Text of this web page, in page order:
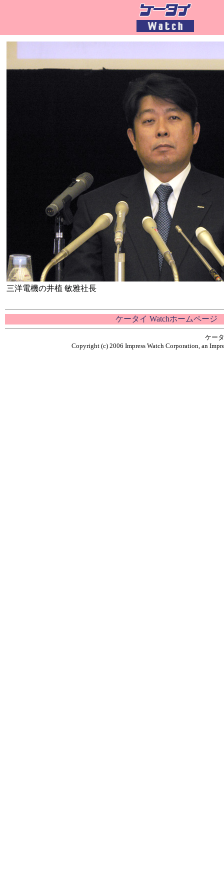
三洋電機の井植 敏雅社長
ケータイ Watchホームページ
ケー
Copyright (c) 2006 Impress Watch Corporation, an